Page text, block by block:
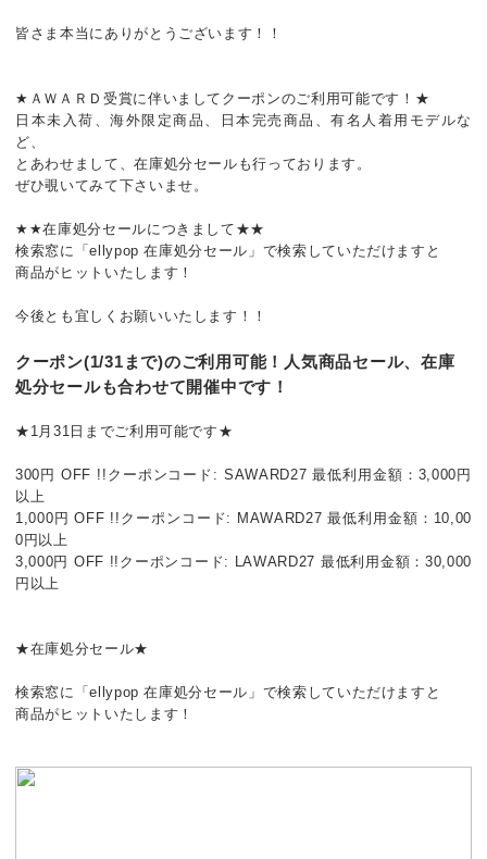
皆さま本当にありがとうございます！！
★ＡＷＡＲＤ受賞に伴いましてクーポンのご利用可能です！★
日本未入荷、海外限定商品、日本完売商品、有名人着用モデルな
ど、
とあわせまして、在庫処分セールも行っております。
ぜひ覗いてみて下さいませ。
★★在庫処分セールにつきまして★★
検索窓に「ellypop 在庫処分セール」で検索していただけますと
商品がヒットいたします！
今後とも宜しくお願いいたします！！
クーポン(1/31まで)のご利用可能！人気商品セール、在庫
処分セールも合わせて開催中です！
★1月31日までご利用可能です★
300円 OFF !!クーポンコード: SAWARD27 最低利用金額：3,000円
以上
1,000円 OFF !!クーポンコード: MAWARD27 最低利用金額：10,00
0円以上
3,000円 OFF !!クーポンコード: LAWARD27 最低利用金額：30,000
円以上
★在庫処分セール★
検索窓に「ellypop 在庫処分セール」で検索していただけますと
商品がヒットいたします！